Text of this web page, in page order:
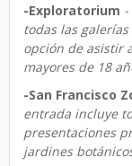
-Exploratorium -
todas las
opción de asistir
mayores de 18
-San Francisco
entrada incluye
presentaciones
jardines